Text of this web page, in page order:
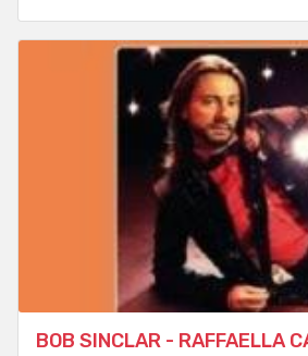
BOB SINCLAR - RAFFAELLA